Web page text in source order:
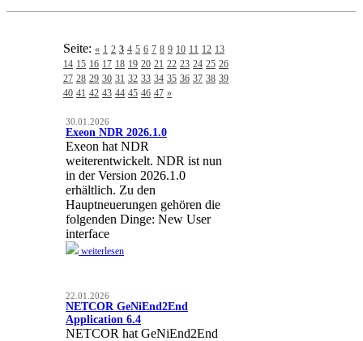
Seite: « 1 2 3 4 5 6 7 8 9 10 11 12 13
14 15 16 17 18 19 20 21 22 23 24 25 26
27 28 29 30 31 32 33 34 35 36 37 38 39
40 41 42 43 44 45 46 47 »
30.01.2026
Exeon NDR 2026.1.0
Exeon hat NDR
weiterentwickelt. NDR ist nun
in der Version 2026.1.0
erhältlich. Zu den
Hauptneuerungen gehören die
folgenden Dinge: New User
interface
weiterlesen
22.01.2026
NETCOR GeNiEnd2End
Application 6.4
NETCOR hat GeNiEnd2End